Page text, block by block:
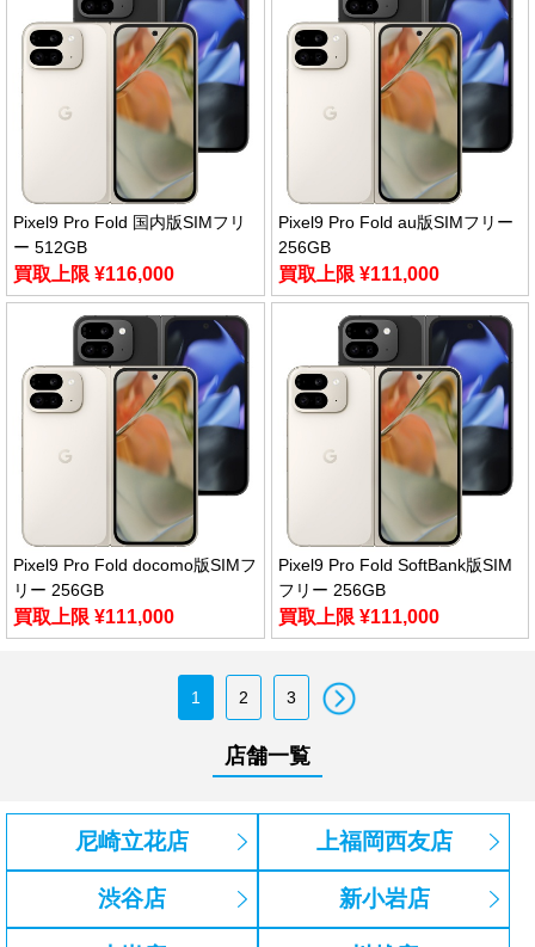
Pixel9 Pro Fold 国内版SIMフリ
ー 512GB
買取上限 ¥116,000
Pixel9 Pro Fold au版SIMフリー
256GB
買取上限 ¥111,000
Pixel9 Pro Fold docomo版SIMフ
リー 256GB
買取上限 ¥111,000
Pixel9 Pro Fold SoftBank版SIM
フリー 256GB
買取上限 ¥111,000
1 2 3
店舗一覧
尼崎立花店 上福岡西友店
渋谷店 新小岩店